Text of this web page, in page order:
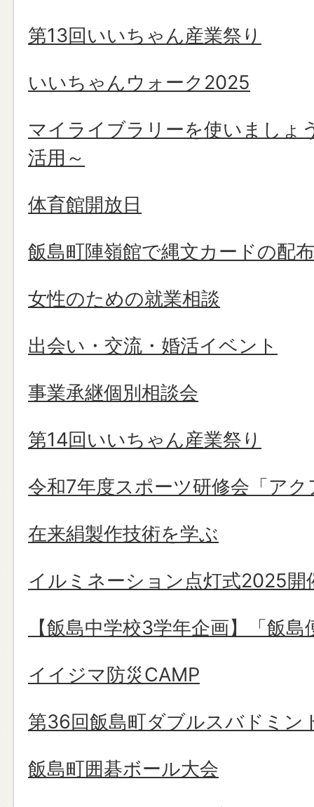
第13回いいちゃん産業祭り
いいちゃんウォーク2025
マイライブラリーを使いましょ
活用～
体育館開放日
飯島町陣嶺館で縄文カードの配布
女性のための就業相談
出会い・交流・婚活イベント
事業承継個別相談会
第14回いいちゃん産業祭り
令和7年度スポーツ研修会「ア
在来絹製作技術を学ぶ
イルミネーション点灯式2025開
【飯島中学校3学年企画】「飯
イイジマ防災CAMP
第36回飯島町ダブルスバドミン
飯島町囲碁ボール大会